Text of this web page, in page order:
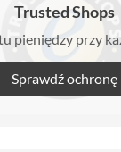
Trusted Shops
pieniędzy przy
Sprawdź ochronę